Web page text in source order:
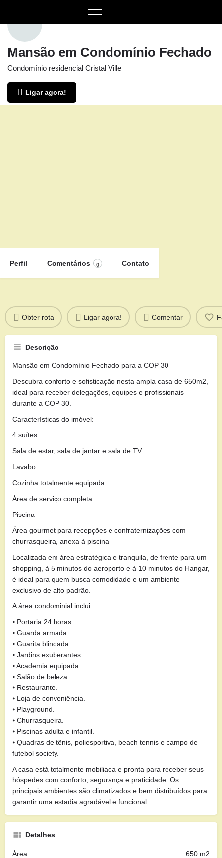
Mansão em Condomínio Fechado
Condomínio residencial Cristal Ville
Ligar agora!
Perfil Comentários 0 Contato
Obter rota Ligar agora! Comentar
Descrição
Mansão em Condomínio Fechado para a COP 30
Descubra conforto e sofisticação nesta ampla casa de 650m2,
ideal para receber delegações, equipes e profissionais
durante a COP 30.
Características do imóvel:
4 suítes.
Sala de estar, sala de jantar e sala de TV.
Lavabo
Cozinha totalmente equipada.
Área de serviço completa.
Piscina
Área gourmet para recepções e confraternizações com
churrasqueira, anexa à piscina
Localizada em área estratégica e tranquila, de frente para um
shopping, à 5 minutos do aeroporto e à 10 minutos do Hangar,
é ideal para quem busca comodidade e um ambiente
exclusivo de alto padrão.
A área condominial inclui:
⦁ Portaria 24 horas.
⦁ Guarda armada.
⦁ Guarita blindada.
⦁ Jardins exuberantes.
⦁ Academia equipada.
⦁ Salão de beleza.
⦁ Restaurante.
⦁ Loja de conveniência.
⦁ Playground.
⦁ Churrasqueira.
⦁ Piscinas adulta e infantil.
⦁ Quadras de tênis, poliesportiva, beach tennis e campo de
futebol society.
A casa está totalmente mobiliada e pronta para receber seus
hóspedes com conforto, segurança e praticidade. Os
principais ambientes são climatizados e bem distribuídos para
garantir uma estadia agradável e funcional.
Detalhes
Área 650 m2